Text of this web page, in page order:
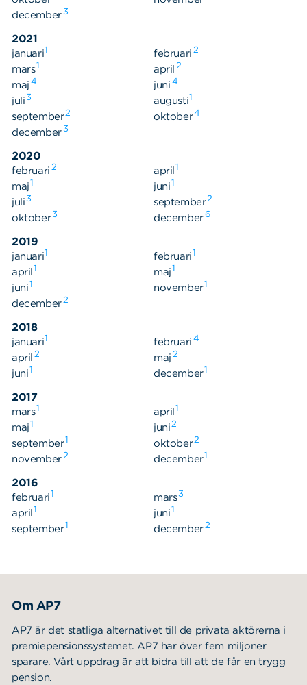
december3
2021
januari1 februari 2
mars1 april 2
maj 4 juni 4
juli3 augusti1
september2 oktober4
december3
2020
februari 2 april1
maj1 juni1
juli3 september2
oktober3 december6
2019
januari1 februari1
april1 maj1
juni1 november1
december2
2018
januari1 februari 4
april 2 maj 2
juni1 december1
2017
mars1 april1
maj1 juni2
september1 oktober2
november2 december1
2016
februari1 mars3
april1 juni1
september1 december2
Om AP7
AP7 är det statliga alternativet till de privata aktörerna i
premiepensionssystemet. AP7 har över fem miljoner
sparare. Vårt uppdrag är att bidra till att de får en trygg
pension.